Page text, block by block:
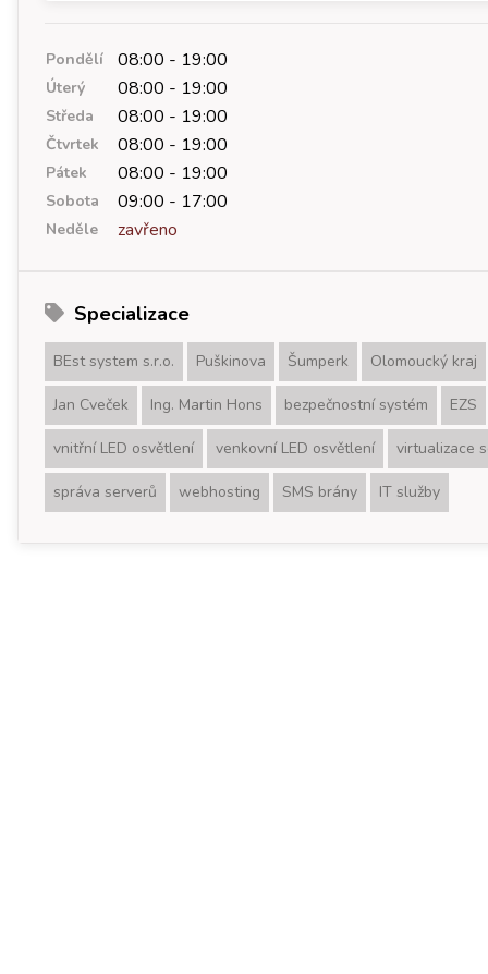
Pondělí 08:00 - 19:00
Úterý 08:00 - 19:00
Středa 08:00 - 19:00
Čtvrtek 08:00 - 19:00
Pátek 08:00 - 19:00
Sobota 09:00 - 17:00
Neděle zavřeno
Specializace
BEst system s.r.o. Puškinova Šumperk Olomoucký kraj
Jan Cveček Ing. Martin Hons bezpečnostní systém EZS
vnitřní LED osvětlení venkovní LED osvětlení virtualizace
správa serverů webhosting SMS brány IT služby